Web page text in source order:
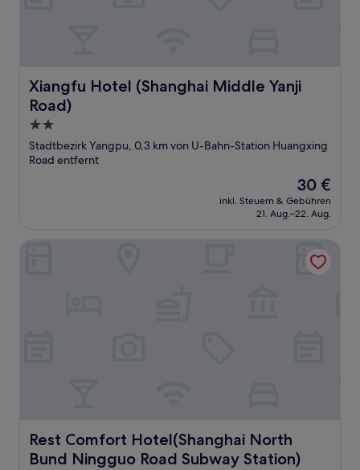
Xiangfu Hotel (Shanghai Middle Yanji
Road)
Xiangfu Hotel (Shanghai Middle Yanji Road)
2.0-
Sterne-
Unterkunft
Stadtbezirk Yangpu, 0,3 km von U-Bahn-Station Huangxing
Road entfernt
Der
Preis
beträgt
30 €
inkl. Steuern & Gebühren
21. Aug.–22. Aug.
Rest Comfort Hotel(Shanghai North
Bund Ningguo Road Subway Station)
Rest Comfort Hotel(Shanghai North Bund Ningguo
Rest Comfort Hotel(Shanghai North Bund Ningguo Road